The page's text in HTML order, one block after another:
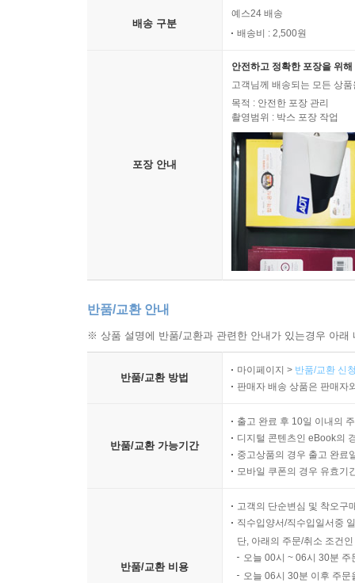
배송 구분
예스24 배송
배송비 : 2,500원
포장 안내
안전하고 정확한 포장을 위
고객님께 배송되는 모든 상
목적 : 안전한 포장 관리
촬영범위 : 박스 포장 작업
반품/교환 안내
※ 상품 설명에 반품/교환과 관련한 안내가 있는경우 아
반품/교환 방법
마이페이지 > 반품/교환 신
판매자 배송 상품은 판매자
반품/교환 가능기간
출고 완료 후 10일 이내의
디지털 콘텐츠인 eBook의
중고상품의 경우 출고 완료
모바일 쿠폰의 경우 유효기
반품/교환 비용
고객의 단순변심 및 착오구
직수입양서/직수입일서중
단, 아래의 주문/취소 조건
오늘 00시 ~ 06시 30분
오늘 06시 30분 이후 주